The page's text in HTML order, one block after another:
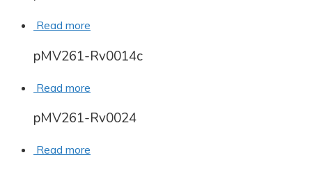
Read more
pMV261-Rv0014c
Read more
pMV261-Rv0024
Read more